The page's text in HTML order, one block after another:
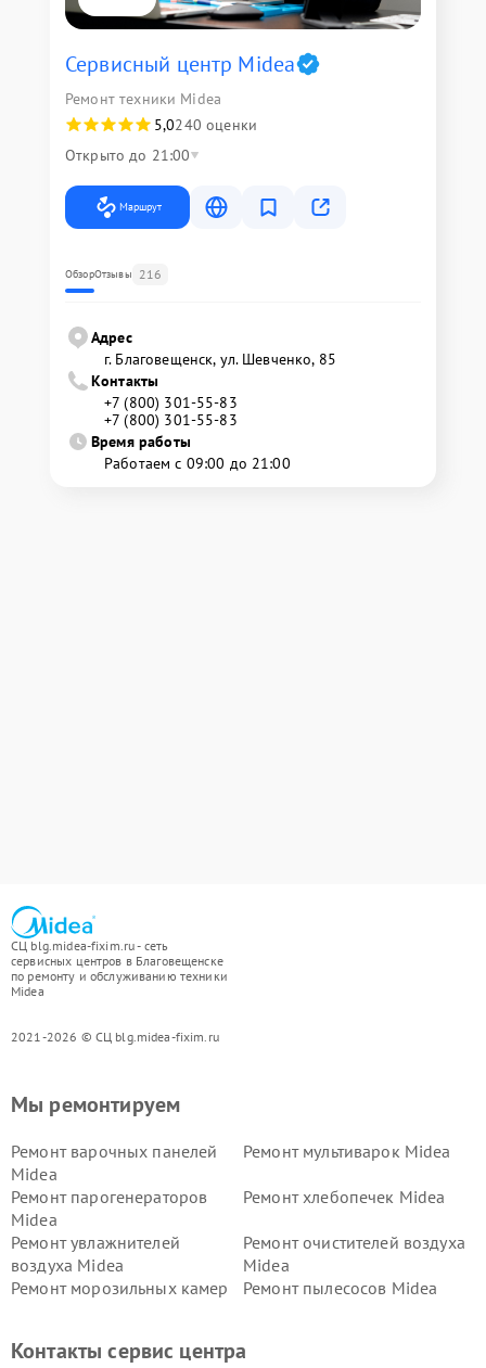
Сервисный центр Midea
Ремонт техники Midea
5,0240 оценки
Открыто до 21:00
Маршрут
ОбзорОтзывы 216
Адрес
г. Благовещенск, ул. Шевченко, 85
Контакты
+7 (800) 301-55-83
+7 (800) 301-55-83
Время работы
Работаем с 09:00 до 21:00
СЦ blg.midea-fixim.ru - сеть
сервисных центров в Благовещенске
по ремонту и обслуживанию техники
Midea
2021-2026 © СЦ blg.midea-fixim.ru
Мы ремонтируем
Ремонт варочных панелей
Midea
Ремонт мультиварок Midea
Ремонт парогенераторов
Midea
Ремонт хлебопечек Midea
Ремонт увлажнителей
воздуха Midea
Ремонт очистителей воздуха
Midea
Ремонт морозильных камер
Ремонт пылесосов Midea
пылесосов Midea
Контакты сервис центра